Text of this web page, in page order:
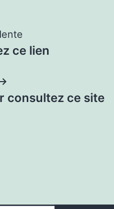
ce lien
consultez ce site